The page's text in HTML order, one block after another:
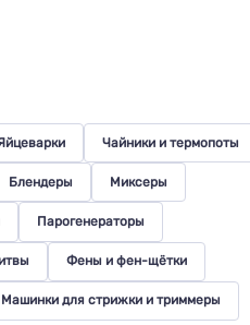
Чайники и термопоты
Блендеры Миксеры
Парогенераторы
Фены и фен-щётки
Машинки для стрижки и триммеры